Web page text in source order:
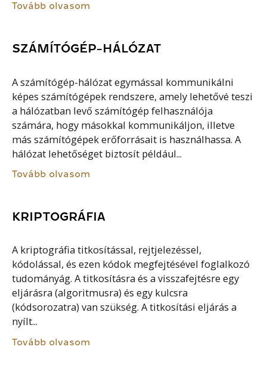
Tovább olvasom
SZÁMÍTÓGÉP-HÁLÓZAT
A számítógép-hálózat egymással kommunikálni
képes számítógépek rendszere, amely lehetővé teszi
a hálózatban levő számítógép felhasználója
számára, hogy másokkal kommunikáljon, illetve
más számítógépek erőforrásait is használhassa. A
hálózat lehetőséget biztosít például...
Tovább olvasom
KRIPTOGRÁFIA
A kriptográfia titkosítással, rejtjelezéssel,
kódolással, és ezen kódok megfejtésével foglalkozó
tudományág. A titkosításra és a visszafejtésre egy
eljárásra (algoritmusra) és egy kulcsra
(kódsorozatra) van szükség. A titkosítási eljárás a
nyílt...
Tovább olvasom